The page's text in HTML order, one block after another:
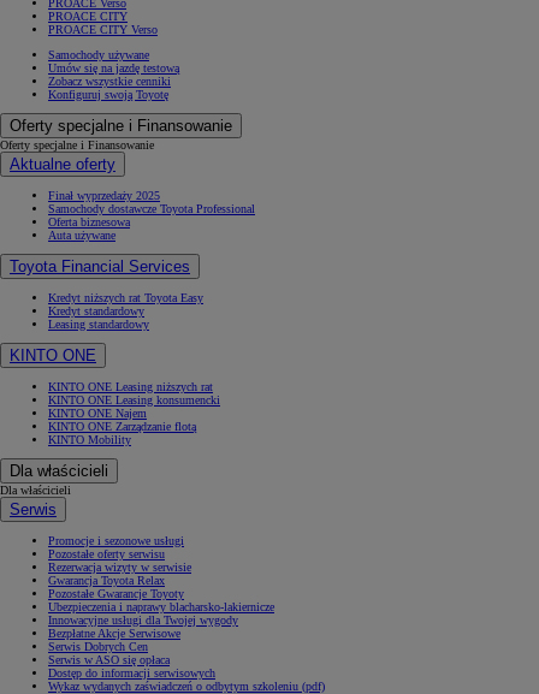
PROACE CITY
PROACE CITY Verso
Samochody używane
Umów się na jazdę testową
Zobacz wszystkie cenniki
Konfiguruj swoją Toyotę
Oferty specjalne i Finansowanie
Oferty specjalne i Finansowanie
Aktualne oferty
Finał wyprzedaży 2025
Samochody dostawcze Toyota Professional
Oferta biznesowa
Auta używane
Toyota Financial Services
Kredyt niższych rat Toyota Easy
Kredyt standardowy
Leasing standardowy
KINTO ONE
KINTO ONE Leasing niższych rat
KINTO ONE Leasing konsumencki
KINTO ONE Najem
KINTO ONE Zarządzanie flotą
KINTO Mobility
Dla właścicieli
Dla właścicieli
Serwis
Promocje i sezonowe usługi
Pozostałe oferty serwisu
Rezerwacja wizyty w serwisie
Gwarancja Toyota Relax
Pozostałe Gwarancje Toyoty
Ubezpieczenia i naprawy blacharsko-lakiernicze
Innowacyjne usługi dla Twojej wygody
Bezpłatne Akcje Serwisowe
Serwis Dobrych Cen
Serwis w ASO się opłaca
Dostęp do informacji serwisowych
Wykaz wydanych zaświadczeń o odbytym szkoleniu (pdf)